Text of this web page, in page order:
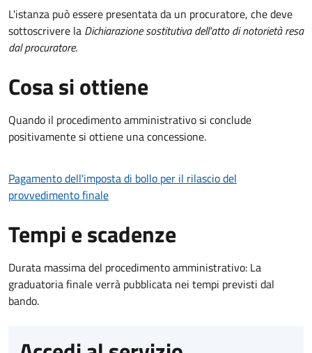
L'istanza può essere presentata da un procuratore, che deve
sottoscrivere la Dichiarazione sostitutiva dell'atto di notorietà resa
dal procuratore.
Cosa si ottiene
Quando il procedimento amministrativo si conclude
positivamente si ottiene una concessione.
Pagamento dell'imposta di bollo per il rilascio del
provvedimento finale
Tempi e scadenze
Durata massima del procedimento amministrativo: La
graduatoria finale verrà pubblicata nei tempi previsti dal
bando.